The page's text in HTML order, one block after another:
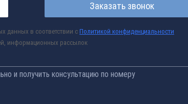
Заказать звонок
данных в соответствии сПолитикой конфиденциальности
информационных рассылок
и получить консультацию по номеру